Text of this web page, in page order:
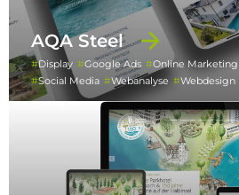
AQA Steel
Display Google Ads Online Marketing
Social Media
Webanalyse Webdesign